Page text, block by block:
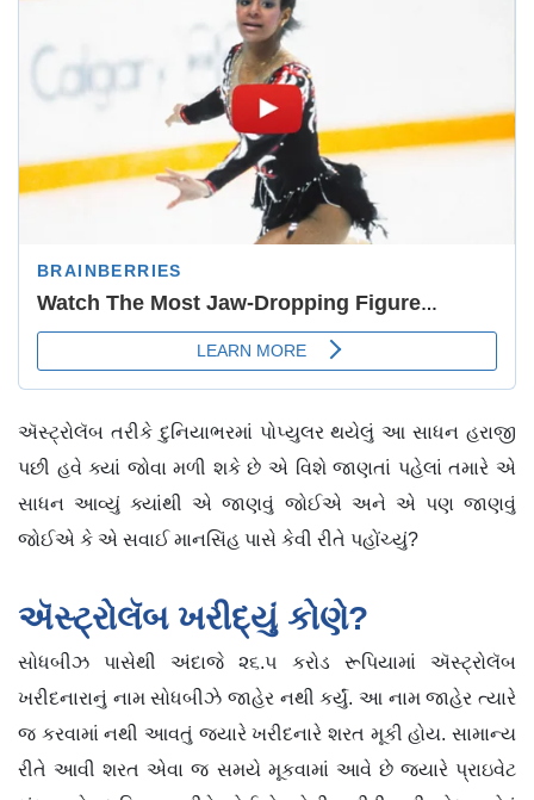
ઍસ્ટ્રોલૅબ તરીકે દુનિયાભરમાં પોપ્યુલર થયેલું આ સાધન હરાજી
પછી હવે ક્યાં જોવા મળી શકે છે એ વિશે જાણતાં પહેલાં તમારે એ
સાધન આવ્યું ક્યાંથી એ જાણવું જોઈએ અને એ પણ જાણવું
જોઈએ કે એ સવાઈ માનસિંહ પાસે કેવી રીતે પહોંચ્યું?
ઍસ્ટ્રોલૅબ ખરીદ્યું કોણે?
સોધબીઝ પાસેથી અંદાજે ૨૬.૫ કરોડ રૂપિયામાં ઍસ્ટ્રોલૅબ
ખરીદનારાનું નામ સોધબીઝે જાહેર નથી કર્યું. આ નામ જાહેર ત્યારે
જ કરવામાં નથી આવતું જ્યારે ખરીદનારે શરત મૂકી હોય. સામાન્ય
રીતે આવી શરત એવા જ સમયે મૂકવામાં આવે છે જ્યારે પ્રાઇવેટ